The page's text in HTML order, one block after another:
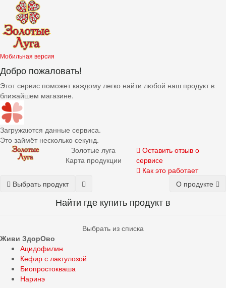
Мобильная версия
Добро пожаловать!
Этот сервис поможет каждому легко найти любой наш продукт в
ближайшем магазине.
Загружаются данные сервиса.
Это займёт несколько секунд.
Золотые луга
Карта продукции
Оставить отзыв о
сервисе
Как это работает
Выбрать продукт
О продукте
Найти где купить продукт в
Выбрать из списка
Живи ЗдорОво
Ацидофилин
Кефир с лактулозой
Биопростокваша
Наринэ